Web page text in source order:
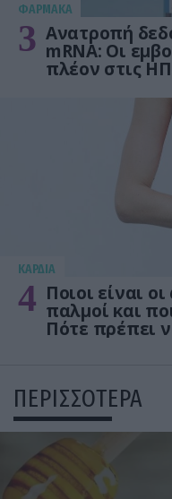
ΦΑΡΜΑΚΑ
3 Ανατροπή
mRNA: Οι
πλέον στις
KΑΡΔΙΑ
4 Ποιοι είναι
παλμοί και
Πότε πρέπει
ΠΕΡΙΣΣΟΤΕΡΑ